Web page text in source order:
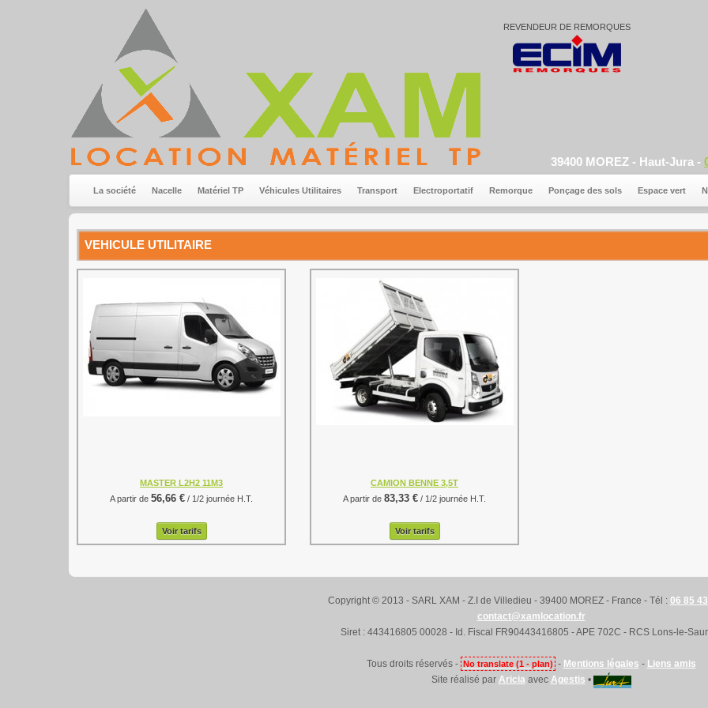
39400 MOREZ - Haut-Jura -
REVENDEUR DE REMORQUES
La société Nacelle Matériel TP Véhicules Utilitaires Transport Electroportatif Remorque Ponçage des sols Espace vert
VEHICULE UTILITAIRE
MASTER L2H2 11M3
A partir de56,66 € / 1/2 journée H.T.
Voir tarifs
CAMION BENNE 3,5T
A partir de83,33 € / 1/2 journée H.T.
Voir tarifs
Copyright © 2013 - SARL XAM - Z.I de Villedieu - 39400 MOREZ - France - Tél : 06 85
contact@xamlocation.fr
Siret : 443416805 00028 - Id. Fiscal FR90443416805 - APE 702C - RCS Lons-le-
Tous droits réservés - No translate (1 - plan) - Mentions légales - Liens amis
Site réalisé par Ariciaavec Agestis •